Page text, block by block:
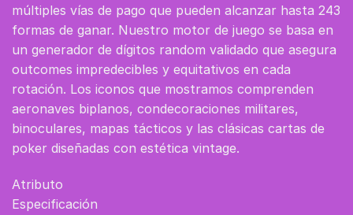
múltiples vías de pago que pueden alcanzar hasta 243
formas de ganar. Nuestro motor de juego se basa en
un generador de dígitos random validado que asegura
outcomes impredecibles y equitativos en cada
rotación. Los iconos que mostramos comprenden
aeronaves biplanos, condecoraciones militares,
binoculares, mapas tácticos y las clásicas cartas de
poker diseñadas con estética vintage.
Atributo
Especificación